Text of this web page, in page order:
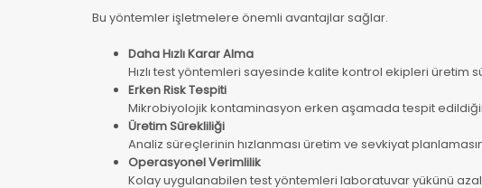
Bu yöntemler işletmelere önemli avantajlar sağlar.
Daha Hızlı Karar Alma
Hızlı test yöntemleri sayesinde kalite kontrol ekipleri üretim
Erken Risk Tespiti
Mikrobiyolojik kontaminasyon erken aşamada tespit
Üretim Sürekliliği
Analiz süreçlerinin hızlanması üretim ve sevkiyat
Operasyonel Verimlilik
Kolay uygulanabilen test yöntemleri laboratuvar yükünü